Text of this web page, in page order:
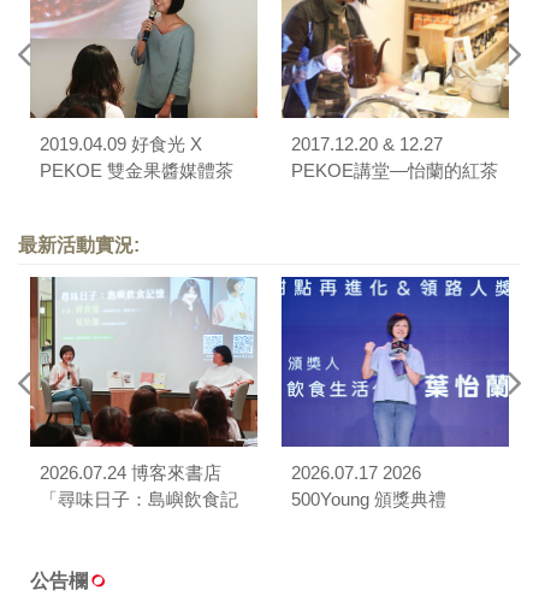
2019.04.09 好食光 X
PEKOE 雙金果醬媒體茶
2017.12.20 & 12.27
PEKOE講堂—怡蘭的紅茶
最新活動實況:
2026.07.24 博客來書店
「尋味日子：島嶼飲食記
2026.07.17 2026
500Young 頒獎典禮
公告欄